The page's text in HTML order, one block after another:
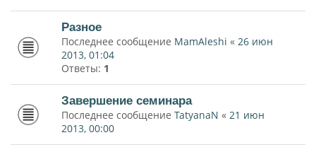
Разное
Последнее сообщение MamAleshi « 26 июн
2013, 01:04
Ответы: 1
Завершение семинара
Последнее сообщение TatyanaN « 21 июн
2013, 00:00